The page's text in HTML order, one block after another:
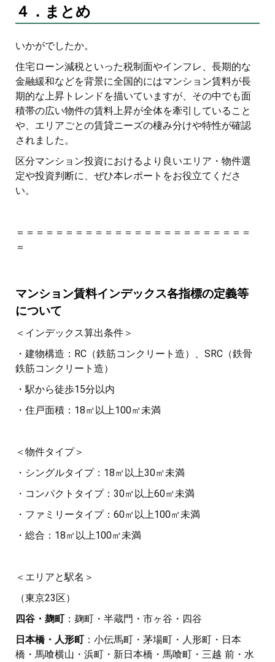
４．まとめ
いかがでしたか。
住宅ローン減税といった税制面やインフレ、長期的な
金融緩和などを背景に全国的にはマンション賃料が長
期的な上昇トレンドを描いていますが、その中でも面
積帯の広い物件の賃料上昇が全体を牽引していること
や、エリアごとの賃貸ニーズの棲み分けや特性が確認
されました。
区分マンション投資におけるより良いエリア・物件選
定や投資判断に、ぜひ本レポートをお役立てくださ
い。
＝＝＝＝＝＝＝＝＝＝＝＝＝＝＝＝＝＝＝＝＝＝＝＝
＝
マンション賃料インデックス各指標の定義等
について
＜インデックス算出条件＞
・建物構造：RC（鉄筋コンクリート造）、SRC（鉄骨
鉄筋コンクリート造）
・駅から徒歩15分以内
・住戸面積：18㎡以上100㎡未満
＜物件タイプ＞
・シングルタイプ：18㎡以上30㎡未満
・コンパクトタイプ：30㎡以上60㎡未満
・ファミリータイプ：60㎡以上100㎡未満
・総合：18㎡以上100㎡未満
＜エリアと駅名＞
（東京23区）
四谷・麹町：麹町・半蔵門・市ヶ谷・四谷
日本橋・人形町：小伝馬町・茅場町・人形町・日本
橋・馬喰横山・浜町・新日本橋・馬喰町・三越 前・水